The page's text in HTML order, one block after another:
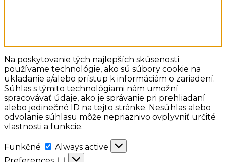
Na poskytovanie tých najlepších skúseností
používame technológie, ako sú súbory cookie na
ukladanie a/alebo prístup k informáciám o zariadení.
Súhlas s týmito technológiami nám umožní
spracovávať údaje, ako je správanie pri prehliadaní
alebo jedinečné ID na tejto stránke. Nesúhlas alebo
odvolanie súhlasu môže nepriaznivo ovplyvniť určité
vlastnosti a funkcie.
Funkčné Funkčné
Always active
Preferences